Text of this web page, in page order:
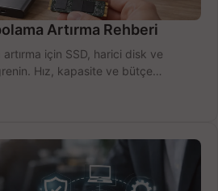
Artırma Rehberi
için SSD, harici disk ve
Hız, kapasite ve bütçe